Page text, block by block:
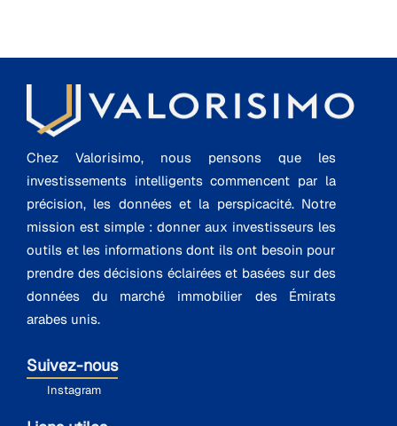
Chez Valorisimo, nous pensons que les
investissements intelligents commencent par la
précision, les données et la perspicacité. Notre
mission est simple : donner aux investisseurs les
outils et les informations dont ils ont besoin pour
prendre des décisions éclairées et basées sur des
données du marché immobilier des Émirats
arabes unis.
Suivez-nous
Instagram